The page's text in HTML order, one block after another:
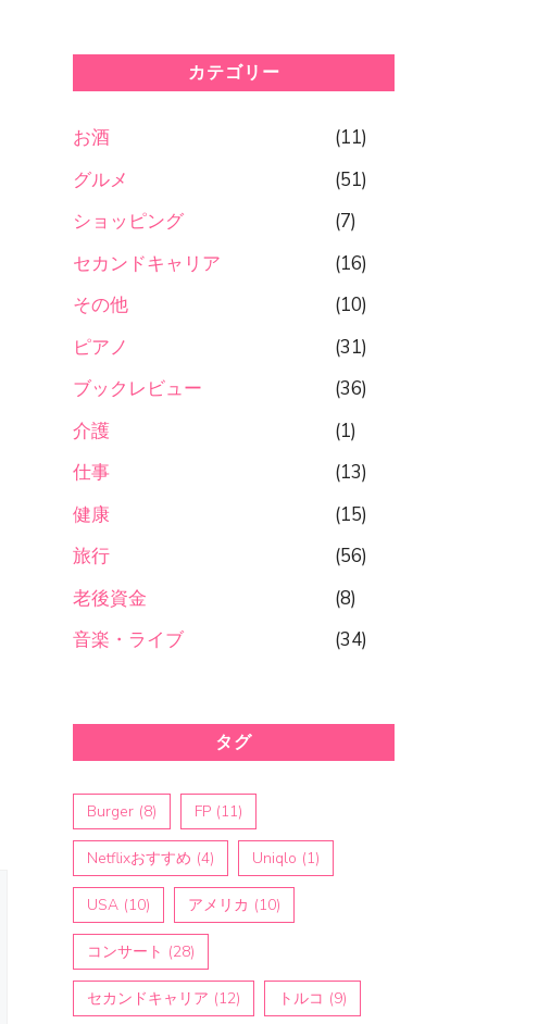
カテゴリー
お酒
(11)
グルメ
(51)
ショッピング
(7)
セカンドキャリア
(16)
その他
(10)
ピアノ
(31)
ブックレビュー
(36)
介護
(1)
仕事
(13)
健康
(15)
旅行
(56)
老後資金
(8)
音楽・ライブ
(34)
タグ
Burger (8) FP (11)
Netflixおすすめ (4) Uniqlo (1)
USA (10) アメリカ (10)
コンサート (28)
セカンドキャリア (12) トルコ (9)